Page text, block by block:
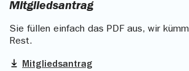
Mitgliedsantrag
Sie füllen einfach das PDF aus, wir
Rest.
Mitgliedsantrag